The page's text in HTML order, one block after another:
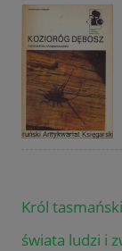
Król
świata ludzi i